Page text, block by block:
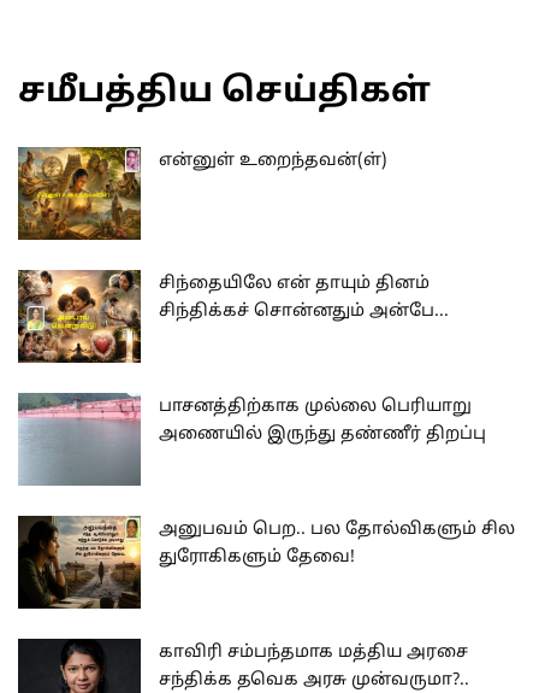
சமீபத்திய செய்திகள்
என்னுள் உறைந்தவன்(ள்)
சிந்தையிலே என் தாயும் தினம்
சிந்திக்கச் சொன்னதும் அன்பே...
பாசனத்திற்காக முல்லை பெரியாறு
அணையில் இருந்து தண்ணீர் திறப்பு
அனுபவம் பெற.. பல தோல்விகளும் சில
துரோகிகளும் தேவை!
காவிரி சம்பந்தமாக மத்திய அரசை
சந்திக்க தவெக அரசு முன்வருமா?..